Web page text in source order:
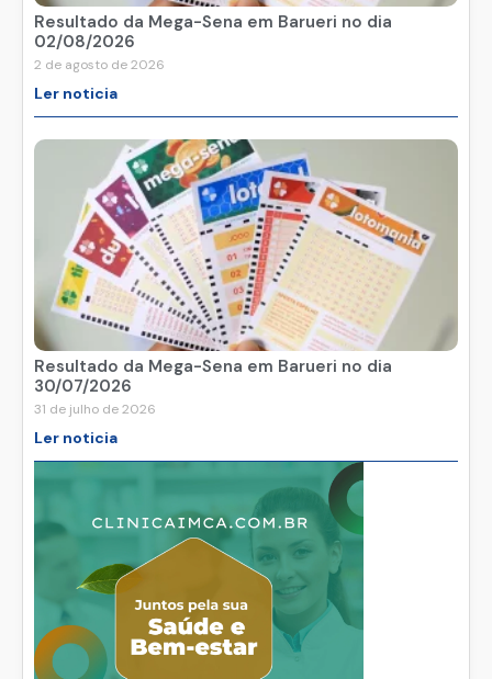
Resultado da Mega-Sena em Barueri no dia
02/08/2026
2 de agosto de 2026
Ler noticia
Resultado da Mega-Sena em Barueri no dia
30/07/2026
31 de julho de 2026
Ler noticia